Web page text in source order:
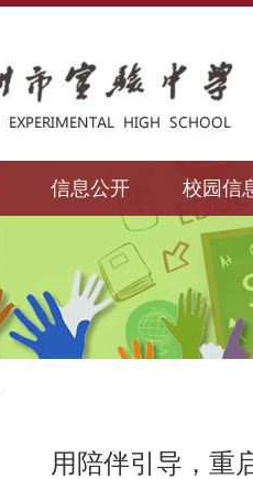
信息公开 校园信
用陪伴引导，